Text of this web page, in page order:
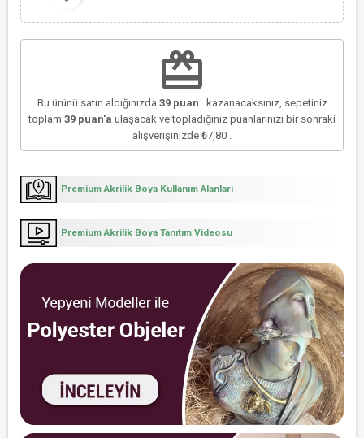
redeem
Bu ürünü satın aldığınızda 39puan . kazanacaksınız, sepetiniz
toplam 39 puan'a ulaşacak ve topladığınız puanlarınızı bir sonraki
alışverişinizde ₺7,80
Premium Akrilik Boya Kullanım Alanları
Premium Akrilik Boya Tanıtım Videosu